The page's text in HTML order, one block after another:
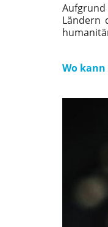
Ländern
Wo